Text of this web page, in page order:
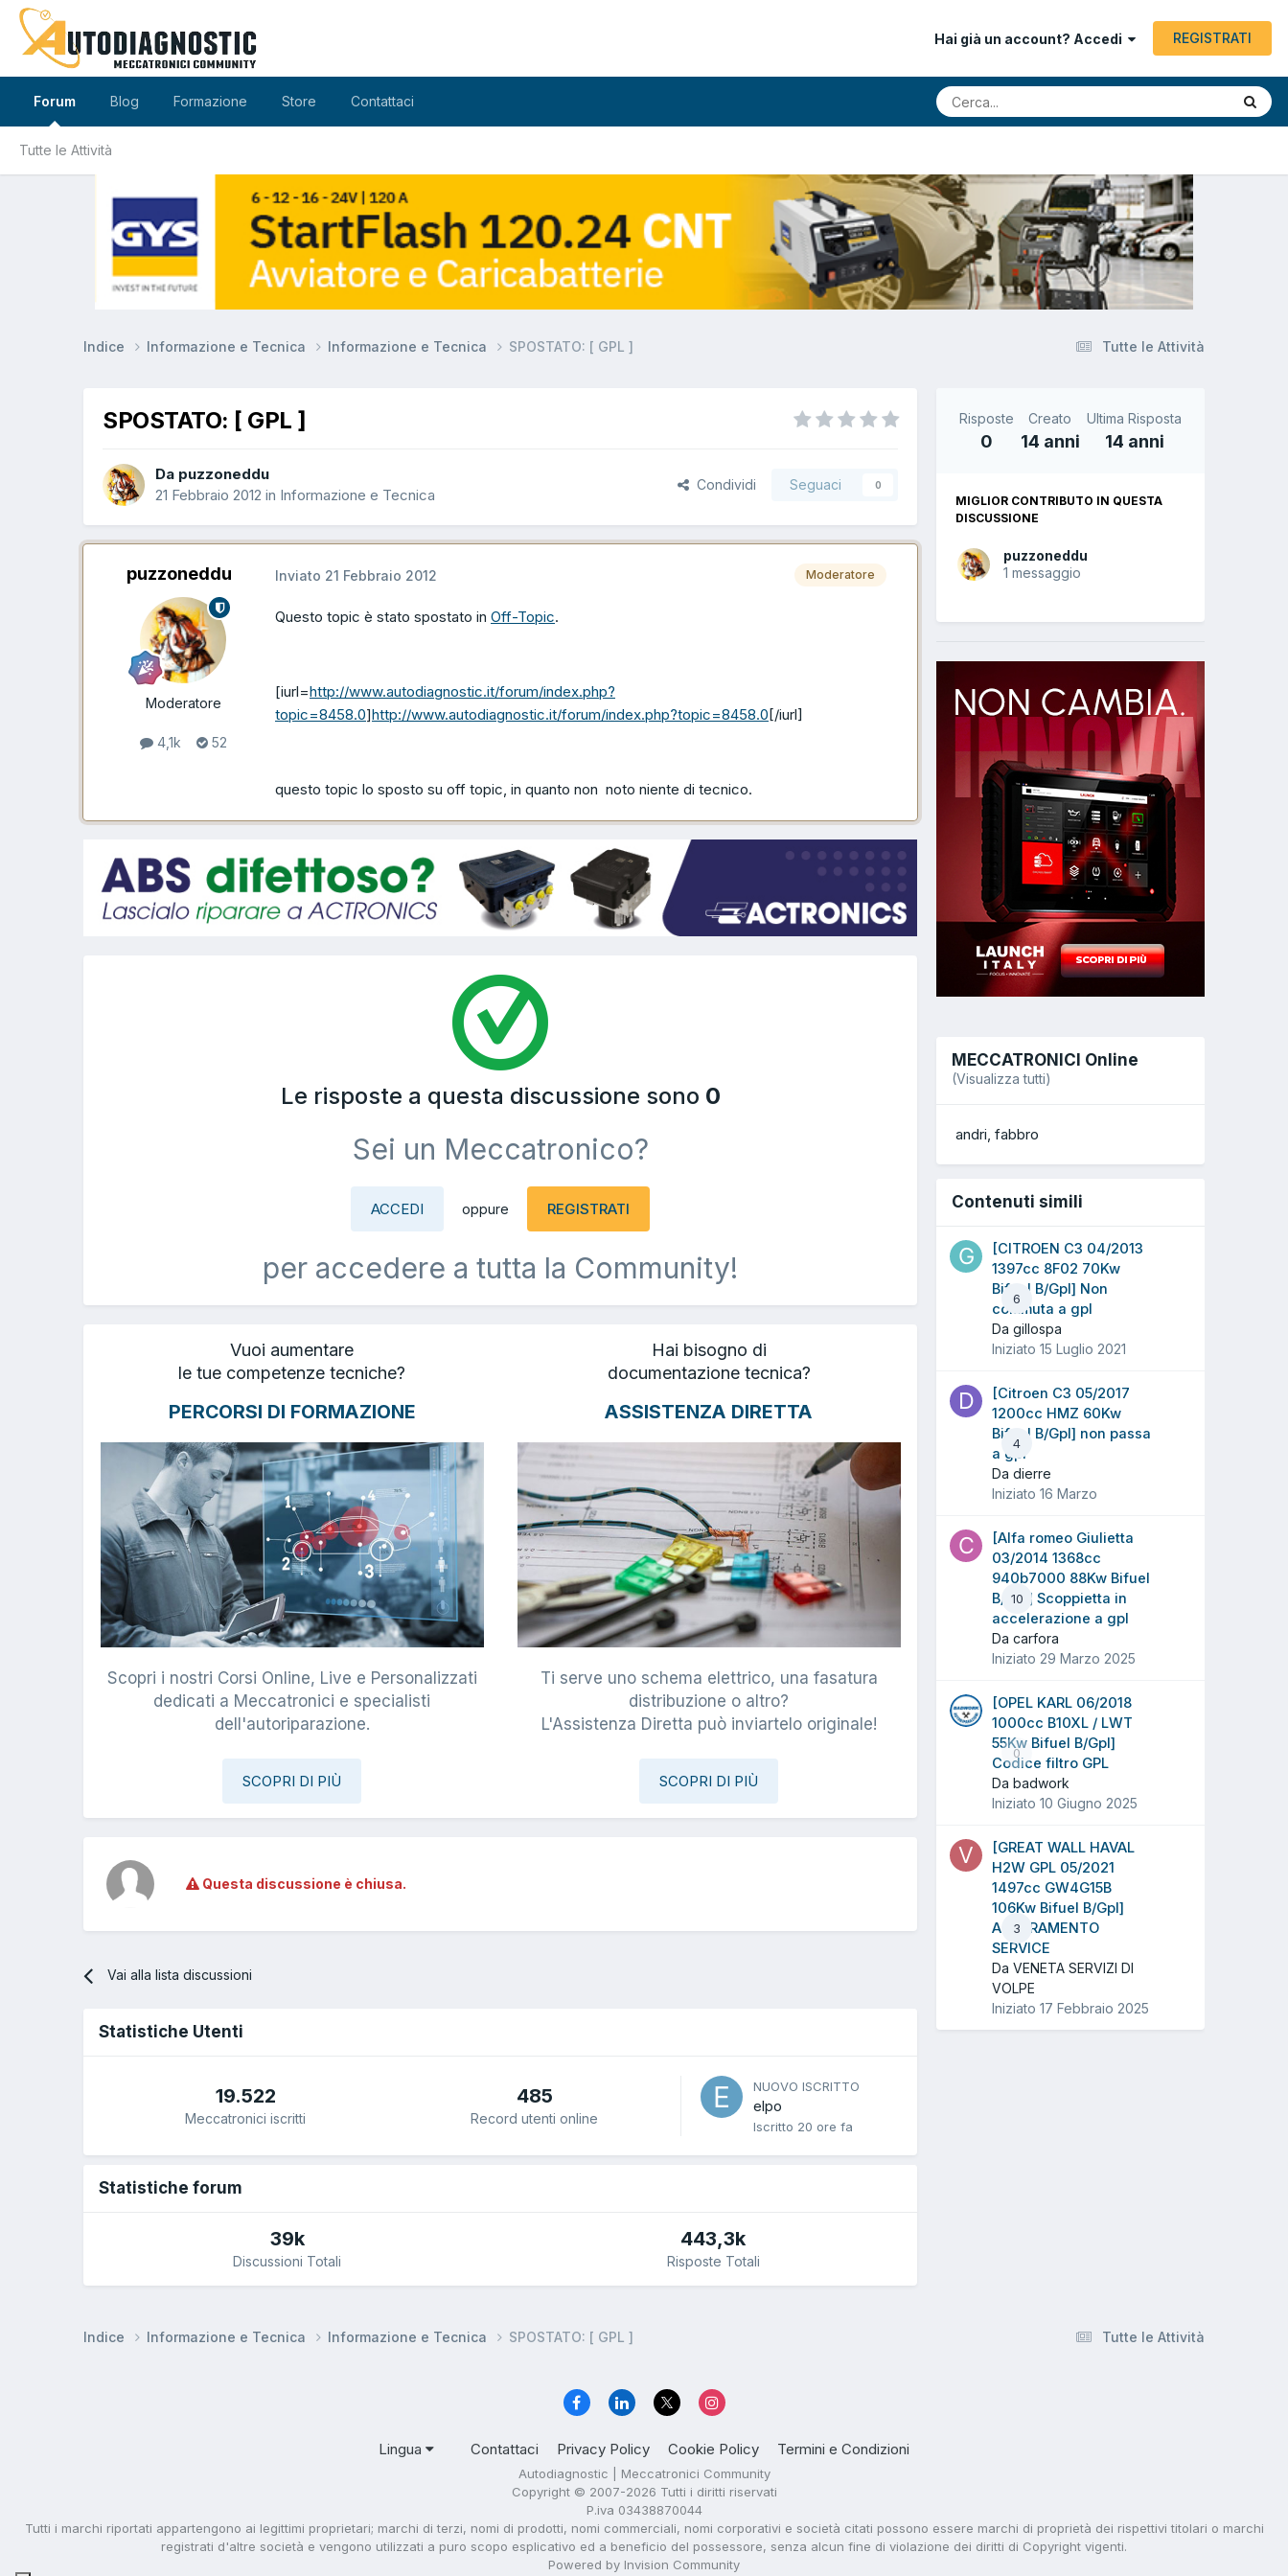
Hai già un account? Accedi REGISTRATI
Forum
Tutte le Attività
Blog Formazione Store Contattaci
Tutte le Attività
Indice Informazione e Tecnica Informazione e Tecnica SPOSTATO: [ GPL ]
SPOSTATO: [ GPL ]
Da puzzoneddu
21 Febbraio 2012 in Informazione e Tecnica
Condividi Seguaci 0
puzzoneddu
Moderatore
4,1k 52
Moderatore
Inviato 21 Febbraio 2012
Questo topic è stato spostato in Off-Topic.
[iurl=http://www.autodiagnostic.it/forum/index.php?
topic=8458.0]http://www.autodiagnostic.it/forum/index.php?topic=8458.0 [/iurl]
questo topic lo sposto su off topic, in quanto non noto niente di tecnico.
Le risposte a questa discussione sono 0
Sei un Meccatronico?
ACCEDI oppure REGISTRATI
per accedere a tutta la Community!
Vuoi aumentare
le tue competenze tecniche?
PERCORSI DI FORMAZIONE
Scopri i nostri Corsi Online, Live e Personalizzati
dedicati a Meccatronici e specialisti
dell'autoriparazione.
SCOPRI DI PIÙ
Hai bisogno di
documentazione tecnica?
ASSISTENZA DIRETTA
Ti serve uno schema elettrico, una fasatura
distribuzione o altro?
L'Assistenza Diretta può inviartelo originale!
SCOPRI DI PIÙ
Questa discussione è chiusa.
Vai alla lista discussioni
Statistiche Utenti
19.522
Meccatronici iscritti
485
Record utenti online
NUOVO ISCRITTO
elpo
Iscritto 20 ore fa
Statistiche forum
39k
Discussioni Totali
443,3k
Risposte Totali
Risposte
0
Creato
14 anni
Ultima Risposta
14 anni
MIGLIOR CONTRIBUTO IN QUESTA
DISCUSSIONE
puzzoneddu
1 messaggio
MECCATRONICI Online
(Visualizza tutti)
andri fabbro
Contenuti simili
6
[CITROEN C3 04/2013
1397cc 8F02 70Kw
Bifuel B/Gpl] Non
commuta a gpl
Da gillospa
Iniziato 15 Luglio 2021
4
[Citroen C3 05/2017
1200cc HMZ 60Kw
Bifuel B/Gpl] non passa
a gpl
Da dierre
Iniziato 16 Marzo
10
[Alfa romeo Giulietta
03/2014 1368cc
940b7000 88Kw Bifuel
B/Gpl] Scoppietta in
accelerazione a gpl
Da carfora
Iniziato 29 Marzo 2025
0
[OPEL KARL 06/2018
1000cc B10XL / LWT
55Kw Bifuel B/Gpl]
Codice filtro GPL
Da badwork
Iniziato 10 Giugno 2025
3
[GREAT WALL HAVAL
H2W GPL 05/2021
1497cc GW4G15B
106Kw Bifuel B/Gpl]
AZZERAMENTO
SERVICE
Da VENETA SERVIZI DI
VOLPE
Iniziato 17 Febbraio 2025
Tutte le Attività
Indice Informazione e Tecnica Informazione e Tecnica SPOSTATO: [ GPL ]
Lingua Contattaci Privacy Policy Cookie Policy Termini e Condizioni
Autodiagnostic | Meccatronici Community
Copyright © 2007-2026 Tutti i diritti riservati
P.iva 03438870044
Tutti i marchi riportati appartengono ai legittimi proprietari; marchi di terzi, nomi di prodotti, nomi commerciali, nomi corporativi e società citati possono essere marchi di proprietà dei rispettivi titolari o marchi
registrati d'altre società e vengono utilizzati a puro scopo esplicativo ed a beneficio del possessore, senza alcun fine di violazione dei diritti di Copyright vigenti.
Powered by Invision Community